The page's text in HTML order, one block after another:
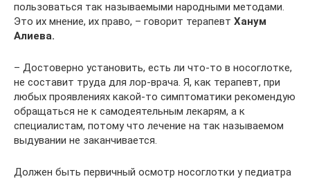
пользоваться так называемыми народными методами.
Это их мнение, их право, – говорит терапевт Ханум
Алиева.
– Достоверно установить, есть ли что-то в носоглотке,
не составит труда для лор-врача. Я, как терапевт, при
любых проявлениях какой-то симптоматики рекомендую
обращаться не к самодеятельным лекарям, а к
специалистам, потому что лечение на так называемом
выдувании не заканчивается.
Должен быть первичный осмотр носоглотки у педиатра